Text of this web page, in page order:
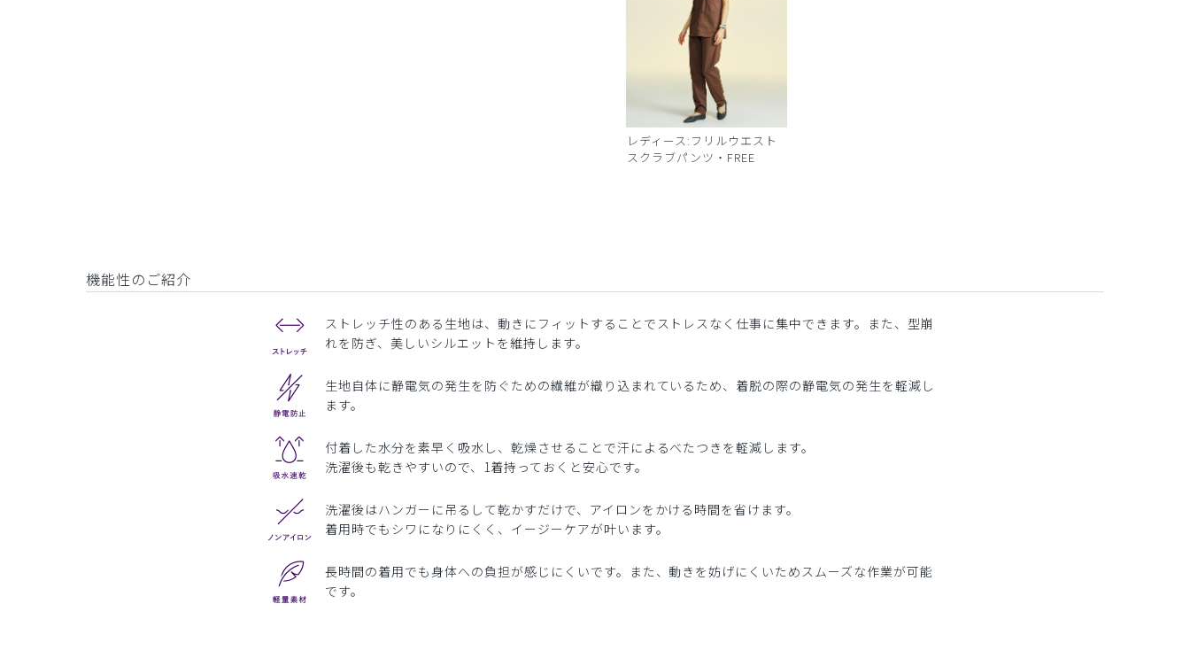
レディース:フリルウエスト
スクラブパンツ・FREE
機能性のご紹介
ストレッチ性のある生地は、動きにフィットすることでストレスなく仕事に集中できます。また、型崩
れを防ぎ、美しいシルエットを維持します。
生地自体に静電気の発生を防ぐための繊維が織り込まれているため、着脱の際の静電気の発生を軽減し
ます。
付着した水分を素早く吸水し、乾燥させることで汗によるべたつきを軽減します。
洗濯後も乾きやすいので、1着持っておくと安心です。
洗濯後はハンガーに吊るして乾かすだけで、アイロンをかける時間を省けます。
着用時でもシワになりにくく、イージーケアが叶います。
長時間の着用でも身体への負担が感じにくいです。また、動きを妨げにくいためスムーズな作業が可能
です。